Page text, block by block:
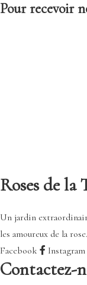
Pour recevoir
Roses de la
Un jardin
les amoureux de la rose.
Facebook
Instagram
Contactez-